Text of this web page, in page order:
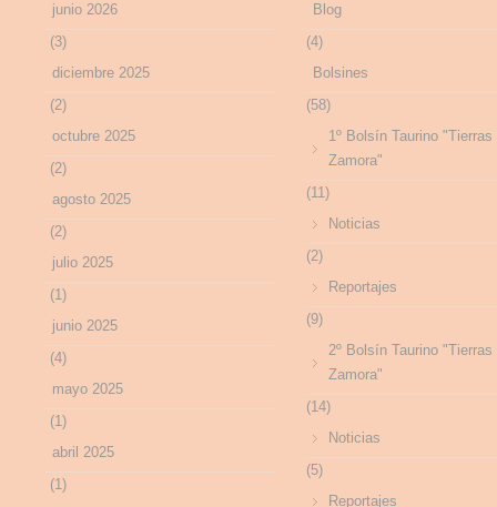
junio 2026
(3)
diciembre 2025
(2)
octubre 2025
(2)
agosto 2025
(2)
julio 2025
(1)
junio 2025
(4)
mayo 2025
(1)
abril 2025
(1)
Blog
(4)
Bolsines
(58)
1º Bolsín Taurino "Tierras
Zamora"
(11)
Noticias
(2)
Reportajes
(9)
2º Bolsín Taurino "Tierras
Zamora"
(14)
Noticias
(5)
Reportajes